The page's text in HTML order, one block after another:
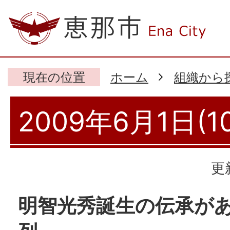
現在の位置 ホーム 組織から
2009年6月1日
更
明智光秀誕生の伝承が